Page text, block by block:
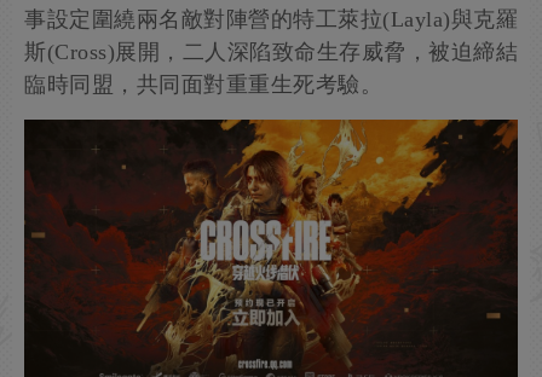
事設定圍繞兩名敵對陣營的特工萊拉(Layla)與克羅
斯(Cross)展開，二人深陷致命生存威脅，被迫締結
臨時同盟，共同面對重重生死考驗。